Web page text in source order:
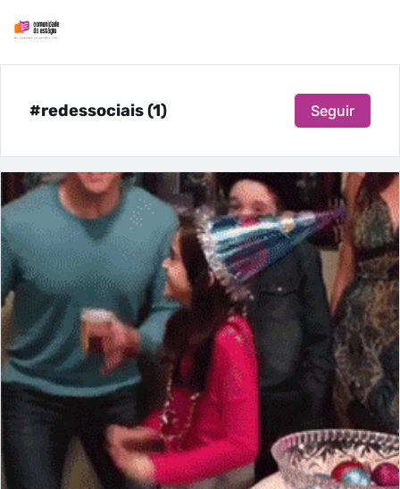
#redessociais (1) Seguir